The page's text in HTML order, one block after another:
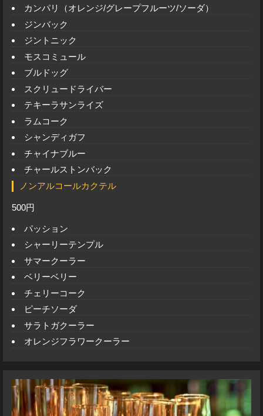
カンパリ（オレンジ/グレープフルーツ/ソーダ）
ジンバック
ジントニック
モスコミュール
ブルドッグ
スクリュードライバー
テキーラサンライズ
ラムコーク
シャンディガフ
チャイナブルー
チャールストンバック
ノンアルコールカクテル
500円
パッション
シャーリーテンプル
サマークーラー
ベリーベリー
チェリーコーク
ピーチソーダ
サラトガクーラー
オレンジフラワークーラー